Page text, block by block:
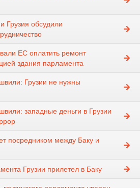
Грузия обсудили
ЕС оплатить ремонт
здания парламента
Грузии не нужны
западные деньги в Грузии
посредником между Баку и
Грузии прилетел в Баку